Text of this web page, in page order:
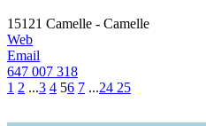
15121 Camelle - Camelle
Web
Email
647 007 318
1 2 ...3 4 56 7 ...24 25